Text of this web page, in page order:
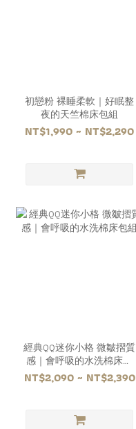
初戀粉 裸睡柔軟｜好眠整
夜的天竺棉床包組
NT$1,990 ~ NT$2,290
經典QQ迷你小格 微皺摺質
感｜會呼吸的水洗棉床包
組
NT$2,090 ~ NT$2,390